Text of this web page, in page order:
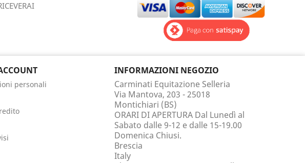
personali
INFORMAZIONI NEGOZIO
Carminati Equitazione Selleria
Via Mantova, 203 - 25018
Montichiari (BS)
ORARI DI APERTURA Dal Lunedì al
Sabato dalle 9-12 e dalle 15-19.00
Domenica Chiusi.
Brescia
Italy